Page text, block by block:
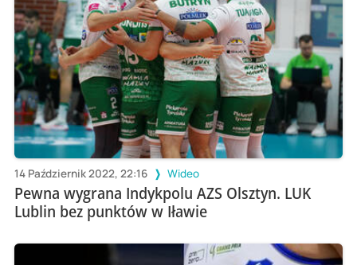
14 Październik 2022, 22:16 Wideo
Pewna wygrana Indykpolu AZS Olsztyn. LUK
Lublin bez punktów w Iławie